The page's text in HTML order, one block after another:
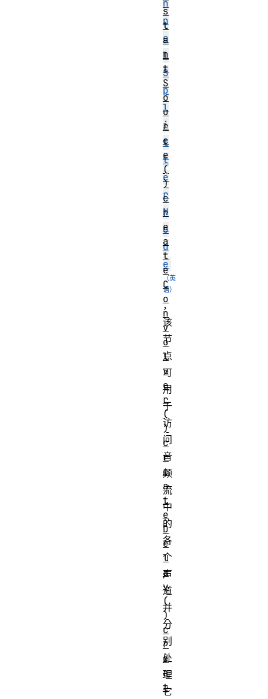
n
n
e
l
S
p
l
i
t
t
e
r
N
o
d
e
，
该
节
点
可
用
于
访
问
音
频
流
中
的
各
个
声
道
并
分
别
处
理
它
s
t
a
n
t
S
o
u
r
c
e
(
)
c
r
e
a
t
e
C
o
n
v
o
l
v
e
r
(
)
c
r
e
a
t
e
D
e
l
a
y
(
)
c
r
e
a
t